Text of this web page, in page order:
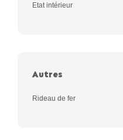
Etat intérieur
Autres
Rideau de fer